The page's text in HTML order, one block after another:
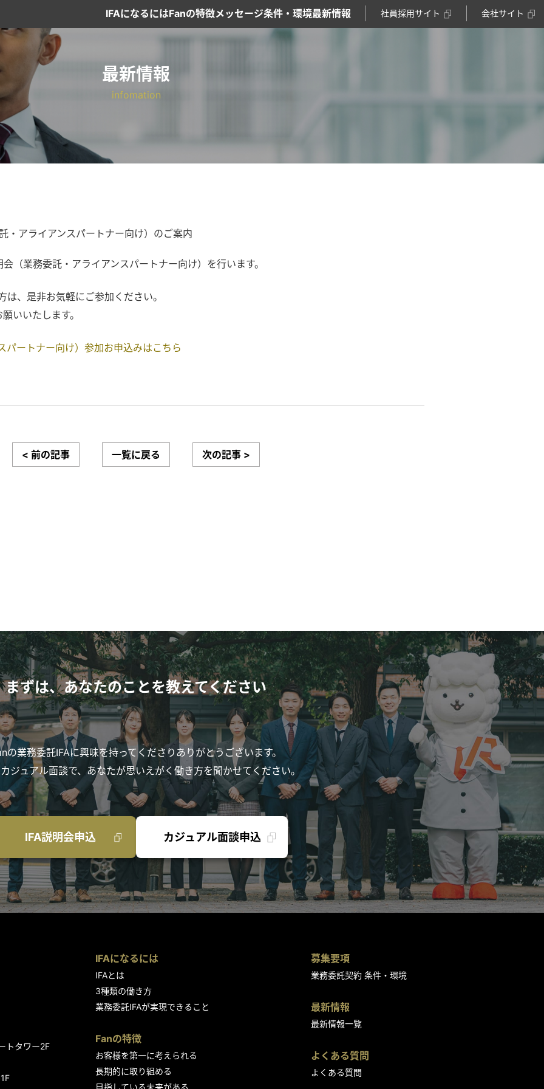
IFAになるにはFanの特徴メッセージ条件・環境最新情報 社員採用サイト 会社サイト
最新情報
・アライアンスパートナー向け）のご案内
（業務委託・アライアンスパートナー向け）を行います。
、是非お気軽にご参加ください。
いいたします。
パートナー向け）参加お申込みはこちら
< 前の記事 一覧に戻る 次の記事 >
まずは、あなたのことを教えてください
の業務委託IFAに興味を持ってくださりありがとうございます。
ジュアル面談で、あなたが思いえがく働き方を聞かせてください。
IFA説明会申込 カジュアル面談申込
トタワー2F
IFAになるには
IFAとは
3種類の働き方
業務委託IFAが実現できること
Fanの特徴
お客様を第一に考えられる
長期的に取り組める
目指している未来がある
募集要項
業務委託契約 条件・環境
最新情報
最新情報一覧
よくある質問
よくある質問